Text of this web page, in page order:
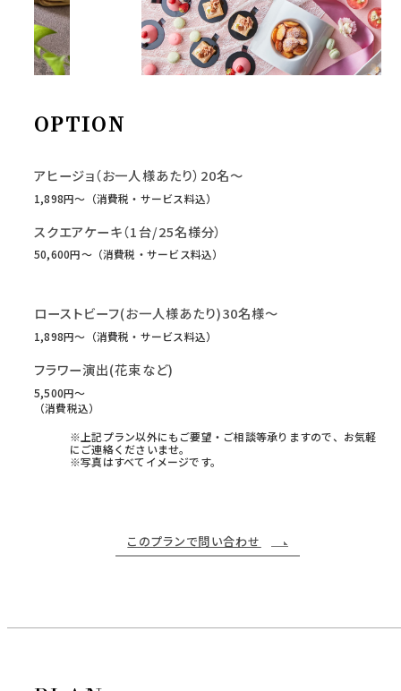
OPTION
アヒージョ（お一人様あたり）20名～
1,898円〜（消費税・サービス料込）
スクエアケーキ（1台/25名様分）
50,600円〜（消費税・サービス料込）
ローストビーフ(お一人様あたり)30名様～
1,898円〜（消費税・サービス料込）
フラワー演出(花束など)
5,500円〜
（消費税込）
※上記プラン以外にもご要望・ご相談等承りますので、お気軽
にご連絡くださいませ。
※写真はすべてイメージです。
このプランで問い合わせ